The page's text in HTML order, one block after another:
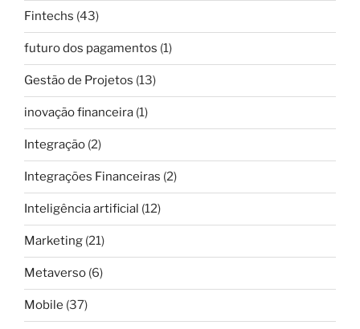
Fintechs (43)
futuro dos pagamentos (1)
Gestão de Projetos (13)
inovação financeira (1)
Integração (2)
Integrações Financeiras (2)
Inteligência artificial (12)
Marketing (21)
Metaverso (6)
Mobile (37)